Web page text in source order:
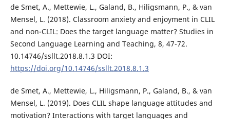
de Smet, A., Mettewie, L., Galand, B., Hiligsmann, P., & van
Mensel, L. (2018). Classroom anxiety and enjoyment in CLIL
and non-CLIL: Does the target language matter? Studies in
Second Language Learning and Teaching, 8, 47-72.
10.14746/ssllt.2018.8.1.3 DOI:
https://doi.org/10.14746/ssllt.2018.8.1.3
de Smet, A., Mettewie, L., Hiligsmann, P., Galand, B., & van
Mensel, L. (2019). Does CLIL shape language attitudes and
motivation? Interactions with target languages and